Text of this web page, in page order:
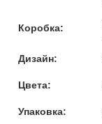
Коробка:
Дизайн:
Цвета:
Упаковка: